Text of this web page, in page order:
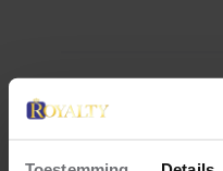
Denise is een
2015. Ze heeft